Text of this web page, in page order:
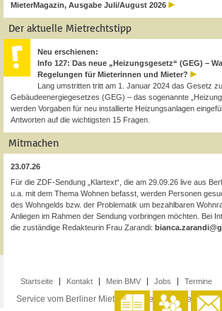
MieterMagazin, Ausgabe Juli/August 2026
Der aktuelle Mietrechtstipp
Neu erschienen:
Info 127: Das neue „Heizungsgesetz“ (GEG) –
Regelungen für Mieterinnen und Mieter?
Lang umstritten tritt am 1. Januar 2024 das Gesetz
Gebäudeenergiegesetzes (GEG) – das sogenannte
werden Vorgaben für neu installierte Heizungsanlagen
Antworten auf die wichtigsten 15 Fragen.
Mitmachen
23.07.26
Für die ZDF-Sendung „Klartext“, die am 29.09.26 live aus
u.a. mit dem Thema Wohnen befasst, werden Personen
des Wohngelds bzw. der Problematik um bezahlbaren
Anliegen im Rahmen der Sendung vorbringen möchten. Bei
die zuständige Redakteurin Frau Zarandi:
Startseite Kontakt Mein BMV Jobs Termine
Service vom Berliner Mieterverein e.V. ·Impressum·